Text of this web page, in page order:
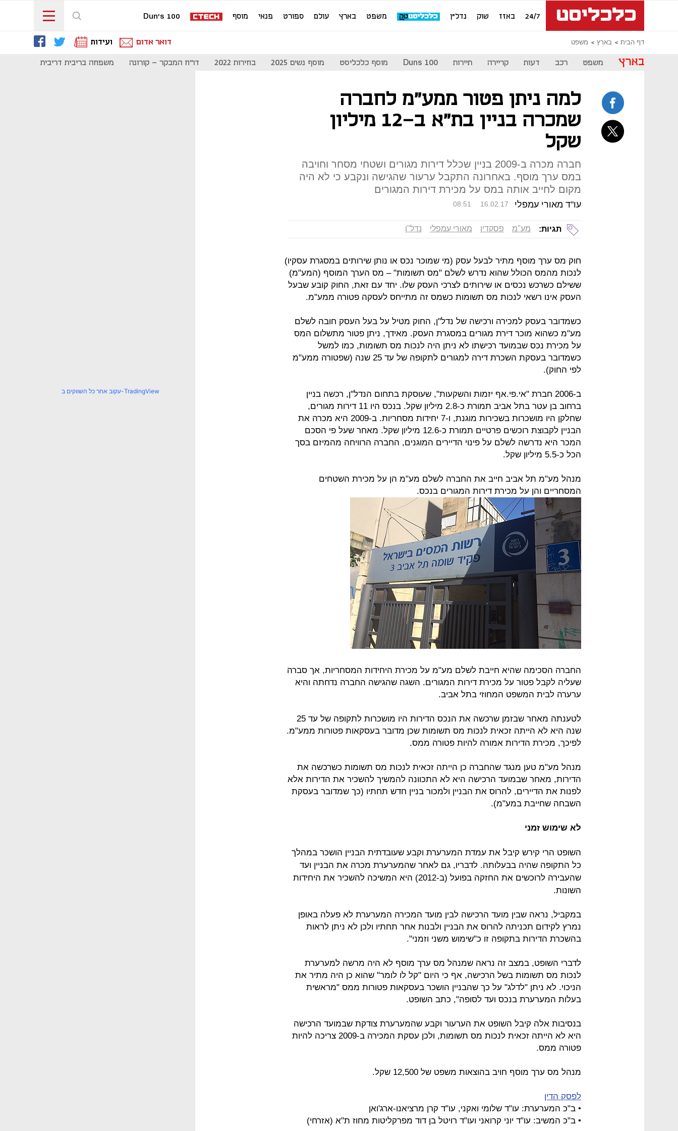
24/7 באזז שוק נדל"ן משפט בארץ עולם ספורט פנאי מוסף Dun's 100
דף הבית בארץ משפט דואר אדום ועידות
בארץ משפט רכב דעות קריירה תיירות Duns 100 מוסף כלכליסט מוסף נשים 2025 בחירות 2022 דו"ח המבקר - קורונה משפחה בריבית דריבית
למה ניתן פטור ממע"מ לחברה
שמכרה בניין בת"א ב-12 מיליון
שקל
חברה מכרה ב-2009 בניין שכלל דירות מגורים ושטחי מסחר וחויבה
במס ערך מוסף. באחרונה התקבל ערעור שהגישה ונקבע כי לא היה
מקום לחייב אותה במס על מכירת דירות המגורים
עו"ד מאורי עמפלי 08:51 16.02.17
תגיות: מע"מ פסקדין מאורי עמפלי נדל"ן
חוק מס ערך מוסף מתיר לבעל עסק (מי שמוכר נכס או נותן שירותים במסגרת עסקיו)
לנכות מהמס הכולל שהוא נדרש לשלם "מס תשומות" – מס הערך המוסף (המע"מ)
ששילם כשרכש נכסים או שירותים לצרכי העסק שלו. יחד עם זאת, החוק קובע שבעל
העסק אינו רשאי לנכות מס תשומות כשמס זה מתייחס לעסקה פטורה ממע"מ.
כשמדובר בעסק למכירה ורכישה של נדל"ן, החוק מטיל על בעל העסק חובה לשלם
מע"מ כשהוא מוכר דירת מגורים במסגרת העסק. מאידך, ניתן פטור מתשלום המס
על מכירת נכס שבמועד רכישתו לא ניתן היה לנכות מס תשומות, כמו למשל
כשמדובר בעסקת השכרת דירה למגורים לתקופה של עד 25 שנה (שפטורה ממע"מ
לפי החוק).
ב-2006 חברת "אי.פי.אף יזמות והשקעות", שעוסקת בתחום הנדל"ן, רכשה בניין
ברחוב בן עטר בתל אביב תמורת כ-2.8 מיליון שקל. בנכס היו 11 דירות מגורים,
שחלקן היו מושכרות בשכירות מוגנת, ו-7 יחידות מסחריות. ב-2009 היא מכרה את
הבניין לקבוצת רוכשים פרטיים תמורת כ-12.6 מיליון שקל. מאחר שעל פי הסכם
המכר היא נדרשה לשלם על פינוי הדיירים המוגנים, החברה הרוויחה מהמיזם בסך
הכל כ-5.5 מיליון שקל.
מנהל מע"מ תל אביב חייב את החברה לשלם מע"מ הן על מכירת השטחים
המסחריים והן על מכירת דירות המגורים בנכס.
החברה הסכימה שהיא חייבת לשלם מע"מ על מכירת היחידות המסחריות, אך סברה
שעליה לקבל פטור על מכירת דירות המגורים. השגה שהגישה החברה נדחתה והיא
ערערה לבית המשפט המחוזי בתל אביב.
לטענתה מאחר שבזמן שרכשה את הנכס הדירות היו מושכרות לתקופה של עד 25
שנה היא לא הייתה זכאית לנכות מס תשומות שכן מדובר בעסקאות פטורות ממע"מ.
לפיכך, מכירת הדירות אמורה להיות פטורה ממס.
מנהל מע"מ טען מנגד שהחברה כן הייתה זכאית לנכות מס תשומות כשרכשה את
הדירות, מאחר שבמועד הרכישה היא לא התכוונה להמשיך להשכיר את הדירות אלא
לפנות את הדיירים, להרוס את הבניין ולמכור בניין חדש תחתיו (כך שמדובר בעסקת
השבחה שחייבת במע"מ).
לא שימוש זמני
השופט הרי קירש קיבל את עמדת המערערת וקבע שעובדתית הבניין הושכר במהלך
כל התקופה שהיה בבעלותה. לדבריו, גם לאחר שהמערערת מכרה את הבניין ועד
שהעבירה לרוכשים את החזקה בפועל (ב-2012) היא המשיכה להשכיר את היחידות
השונות.
במקביל, נראה שבין מועד הרכישה לבין מועד המכירה המערערת לא פעלה באופן
נמרץ לקידום תכניתה להרוס את הבניין ולבנות אחר תחתיו ולכן לא ניתן לראות
בהשכרת הדירות בתקופה זו כ"שימוש משני וזמני".
לדברי השופט, במצב זה נראה שמנהל מס ערך מוסף לא היה מרשה למערערת
לנכות מס תשומות בשל הרכישה, אף כי היום "קל לו לומר" שהוא כן היה מתיר את
הניכוי. לא ניתן "לדלג" על כך שהבניין הושכר בעסקאות פטורות ממס "מראשית
בעלות המערערת בנכס ועד לסופה", כתב השופט.
בנסיבות אלה קיבל השופט את הערעור וקבע שהמערערת צודקת שבמועד הרכישה
היא לא הייתה זכאית לנכות מס תשומות, ולכן עסקת המכירה ב-2009 צריכה להיות
פטורה ממס.
מנהל מס ערך מוסף חויב בהוצאות משפט של 12,500 שקל.
לפסק הדין
• ב"כ המערערת: עו"ד שלומי ואקני, עו"ד קרן מרציאנו-ארג'ואן
• ב"כ המשיב: עו"ד יוני קרואני ועו"ד רויטל בן דוד מפרקליטות מחוז ת"א (אזרחי)
עקוב אחר כל השווקים ב-TradingView